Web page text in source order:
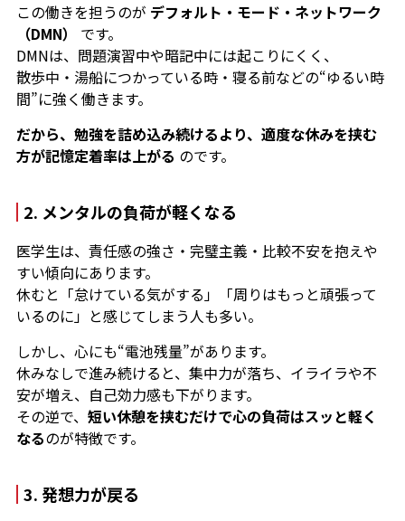
この働きを担うのが デフォルト・モード・ネットワーク
（DMN）
です。
DMNは、問題演習中や暗記中には起こりにくく、
散歩中・湯船につかっている時・寝る前などの“ゆるい時
間”に強く働きます。
だから、勉強を詰め込み続けるより、適度な休みを挟む
方が記憶定着率は上がる のです。
2. メンタルの負荷が軽くなる
医学生は、責任感の強さ・完璧主義・比較不安を抱えや
すい傾向にあります。
休むと「怠けている気がする」「周りはもっと頑張って
いるのに」と感じてしまう人も多い。
しかし、心にも“電池残量”があります。
休みなしで進み続けると、集中力が落ち、イライラや不
安が増え、自己効力感も下がります。
その逆で、 短い休憩を挟むだけで心の負荷はスッと軽く
なるのが特徴です。
3. 発想力が戻る